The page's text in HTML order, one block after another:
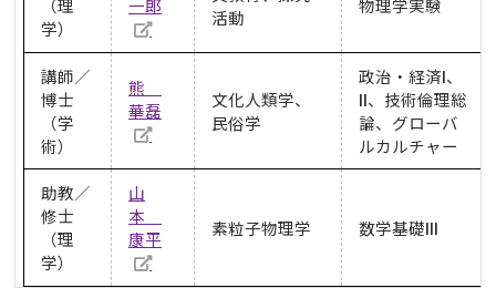
学）
活動
講師／
博士
（学
術）
熊
華磊
文化人類学、
民俗学
政治・経済Ⅰ、
Ⅱ、技術倫理総
論、グローバ
ルカルチャー
助教／
修士
（理
学）
山
本
康平
素粒子物理学 数学基礎Ⅲ